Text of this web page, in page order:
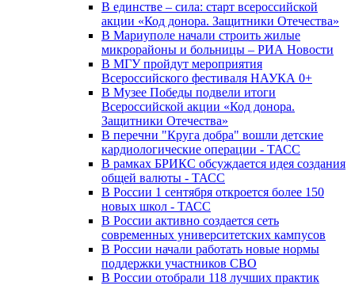
В единстве – сила: старт всероссийской
акции «Код донора. Защитники Отечества»
В Мариуполе начали строить жилые
микрорайоны и больницы – РИА Новости
В МГУ пройдут мероприятия
Всероссийского фестиваля НАУКА 0+
В Музее Победы подвели итоги
Всероссийской акции «Код донора.
Защитники Отечества»
В перечни "Круга добра" вошли детские
кардиологические операции - ТАСС
В рамках БРИКС обсуждается идея создания
общей валюты - ТАСС
В России 1 сентября откроется более 150
новых школ - ТАСС
В России активно создается сеть
современных университетских кампусов
В России начали работать новые нормы
поддержки участников СВО
В России отобрали 118 лучших практик